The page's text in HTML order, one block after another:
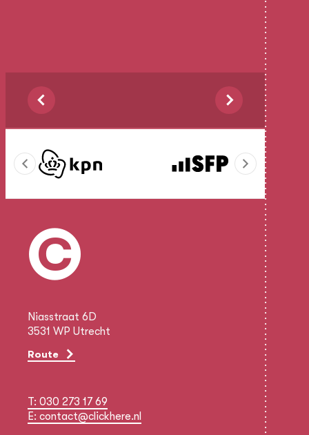
Niasstraat 6D
3531 WP Utrecht
Route
T: 030 273 17 69
E: contact@clickhere.nl